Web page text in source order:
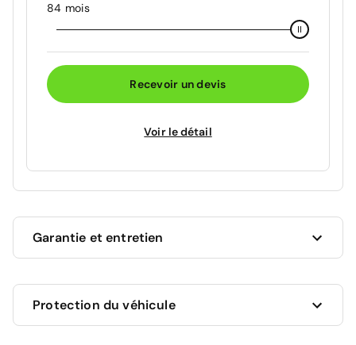
84 mois
Recevoir un devis
Voir le détail
Garantie et entretien
mois à compter de la date de livraison.
Protection du véhicule